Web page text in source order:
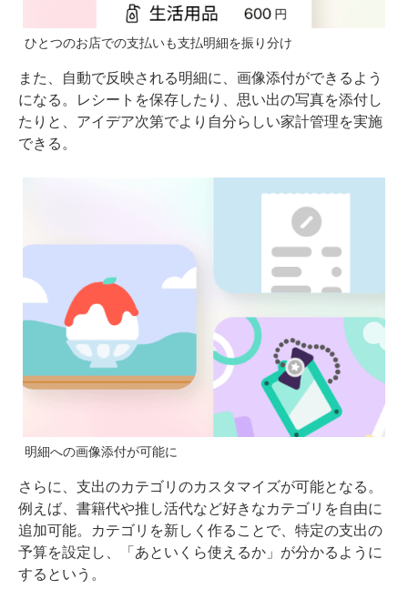
ひとつのお店での支払いも支払明細を振り分け
また、自動で反映される明細に、画像添付ができるよう
になる。レシートを保存したり、思い出の写真を添付し
たりと、アイデア次第でより自分らしい家計管理を実施
できる。
明細への画像添付が可能に
さらに、支出のカテゴリのカスタマイズが可能となる。
例えば、書籍代や推し活代など好きなカテゴリを自由に
追加可能。カテゴリを新しく作ることで、特定の支出の
予算を設定し、「あといくら使えるか」が分かるように
するという。